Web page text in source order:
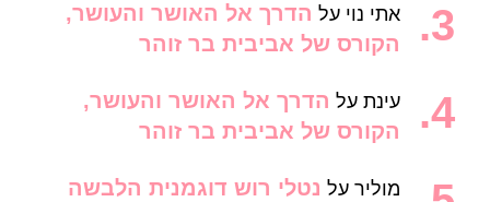
אתי נוי על הדרך אל האושר והעושר,
הקורס של אביבית בר זוהר
עינת על הדרך אל האושר והעושר,
הקורס של אביבית בר זוהר
מוליר על נטלי רוש דוגמנית הלבשה